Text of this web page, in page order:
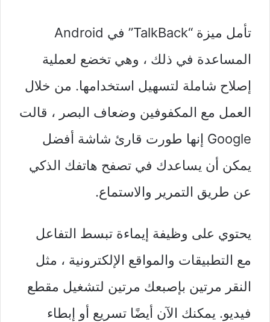
تأمل ميزة “TalkBack” في Android
المساعدة في ذلك ، وهي تخضع لعملية
إصلاح شاملة لتسهيل استخدامها. من خلال
العمل مع المكفوفين وضعاف البصر ، قالت
Google إنها طورت قارئ شاشة أفضل
يمكن أن يساعدك في تصفح هاتفك الذكي
عن طريق التمرير والاستماع.
يحتوي على وظيفة إيماءة تبسط التفاعل
مع التطبيقات والمواقع الإلكترونية ، مثل
النقر مرتين بإصبعك مرتين لتشغيل مقطع
فيديو. يمكنك الآن أيضًا تسريع أو إبطاء